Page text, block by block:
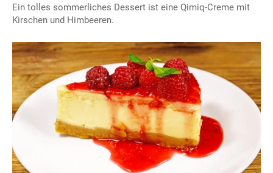
Ein tolles sommerliches Dessert ist eine Qimiq-Creme mit
Kirschen und Himbeeren.